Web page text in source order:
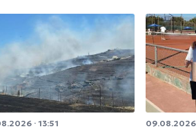
· 13:51 09.08.2026